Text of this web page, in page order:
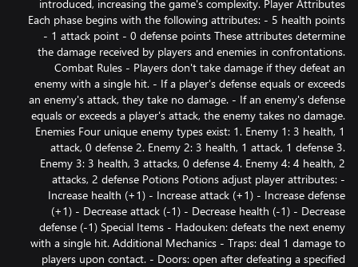
introduced, increasing the game's complexity. Player Attributes
Each phase begins with the following attributes: - 5 health points
- 1 attack point - 0 defense points These attributes determine
the damage received by players and enemies in confrontations.
Combat Rules - Players don't take damage if they defeat an
enemy with a single hit. - If a player's defense equals or exceeds
an enemy's attack, they take no damage. - If an enemy's defense
equals or exceeds a player's attack, the enemy takes no damage.
Enemies Four unique enemy types exist: 1. Enemy 1: 3 health, 1
attack, 0 defense 2. Enemy 2: 3 health, 1 attack, 1 defense 3.
Enemy 3: 3 health, 3 attacks, 0 defense 4. Enemy 4: 4 health, 2
attacks, 2 defense Potions Potions adjust player attributes: -
Increase health (+1) - Increase attack (+1) - Increase defense
(+1) - Decrease attack (-1) - Decrease health (-1) - Decrease
defense (-1) Special Items - Hadouken: defeats the next enemy
with a single hit. Additional Mechanics - Traps: deal 1 damage to
players upon contact. - Doors: open after defeating a specified